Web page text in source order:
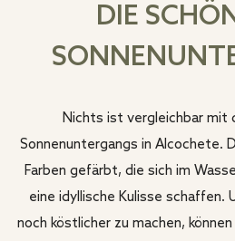
DIE
Nichts ist vergleichbar mit
Sonnenuntergangs in Alcochete.
Farben gefärbt, die sich im
eine idyllische Kulisse schaffen.
noch köstlicher zu machen,